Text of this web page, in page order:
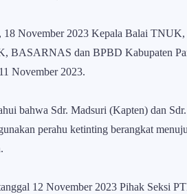
18 November 2023 Kepala Balai
BASARNAS dan BPBD Kabupaten
November 2023.
bahwa Sdr. Madsuri (Kapten) dan
perahu ketinting berangkat
12 November 2023 Pihak Seksi